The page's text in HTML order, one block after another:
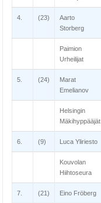
4. (23)
Aarto
Storberg
Paimion
Urheilijat
5. (24)
Marat
Emelianov
Helsingin
Mäkihyppääjät
6. (9) Luca Yliriesto
Kouvolan
Hiihtoseura
7. (21) Eino Fröberg